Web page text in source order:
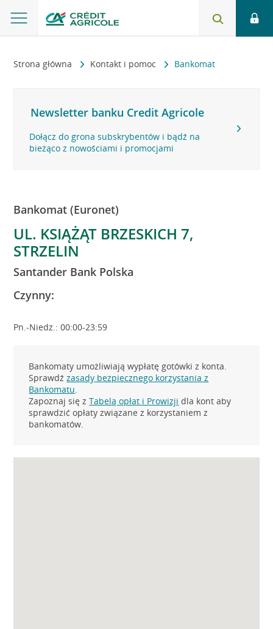
Strona główna Kontakt i pomoc Bankomat
Newsletter banku Credit Agricole
Dołącz do grona subskrybentów i bądź na
bieżąco z nowościami i promocjami
Bankomat (Euronet)
UL. KSIĄŻĄT BRZESKICH 7,
STRZELIN
Santander Bank Polska
Czynny:
Pn.-Niedz.: 00:00-23:59
Bankomaty umożliwiają wypłatę gotówki z konta.
Sprawdźzasady bezpiecznego korzystania z
Bankomatu.
Zapoznaj się zTabelą opłat i Prowizji dla kont aby
sprawdzić opłaty związane z korzystaniem z
bankomatów.